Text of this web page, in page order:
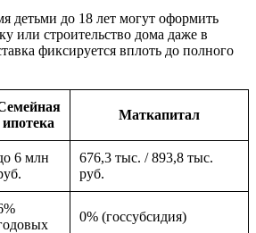
детьми до 18 лет могут оформить
или строительство дома даже в
фиксируется вплоть до полного
ипотека
Маткапитал
6 млн
676,3 тыс. / 893,8 тыс.
руб.
0% (госсубсидия)